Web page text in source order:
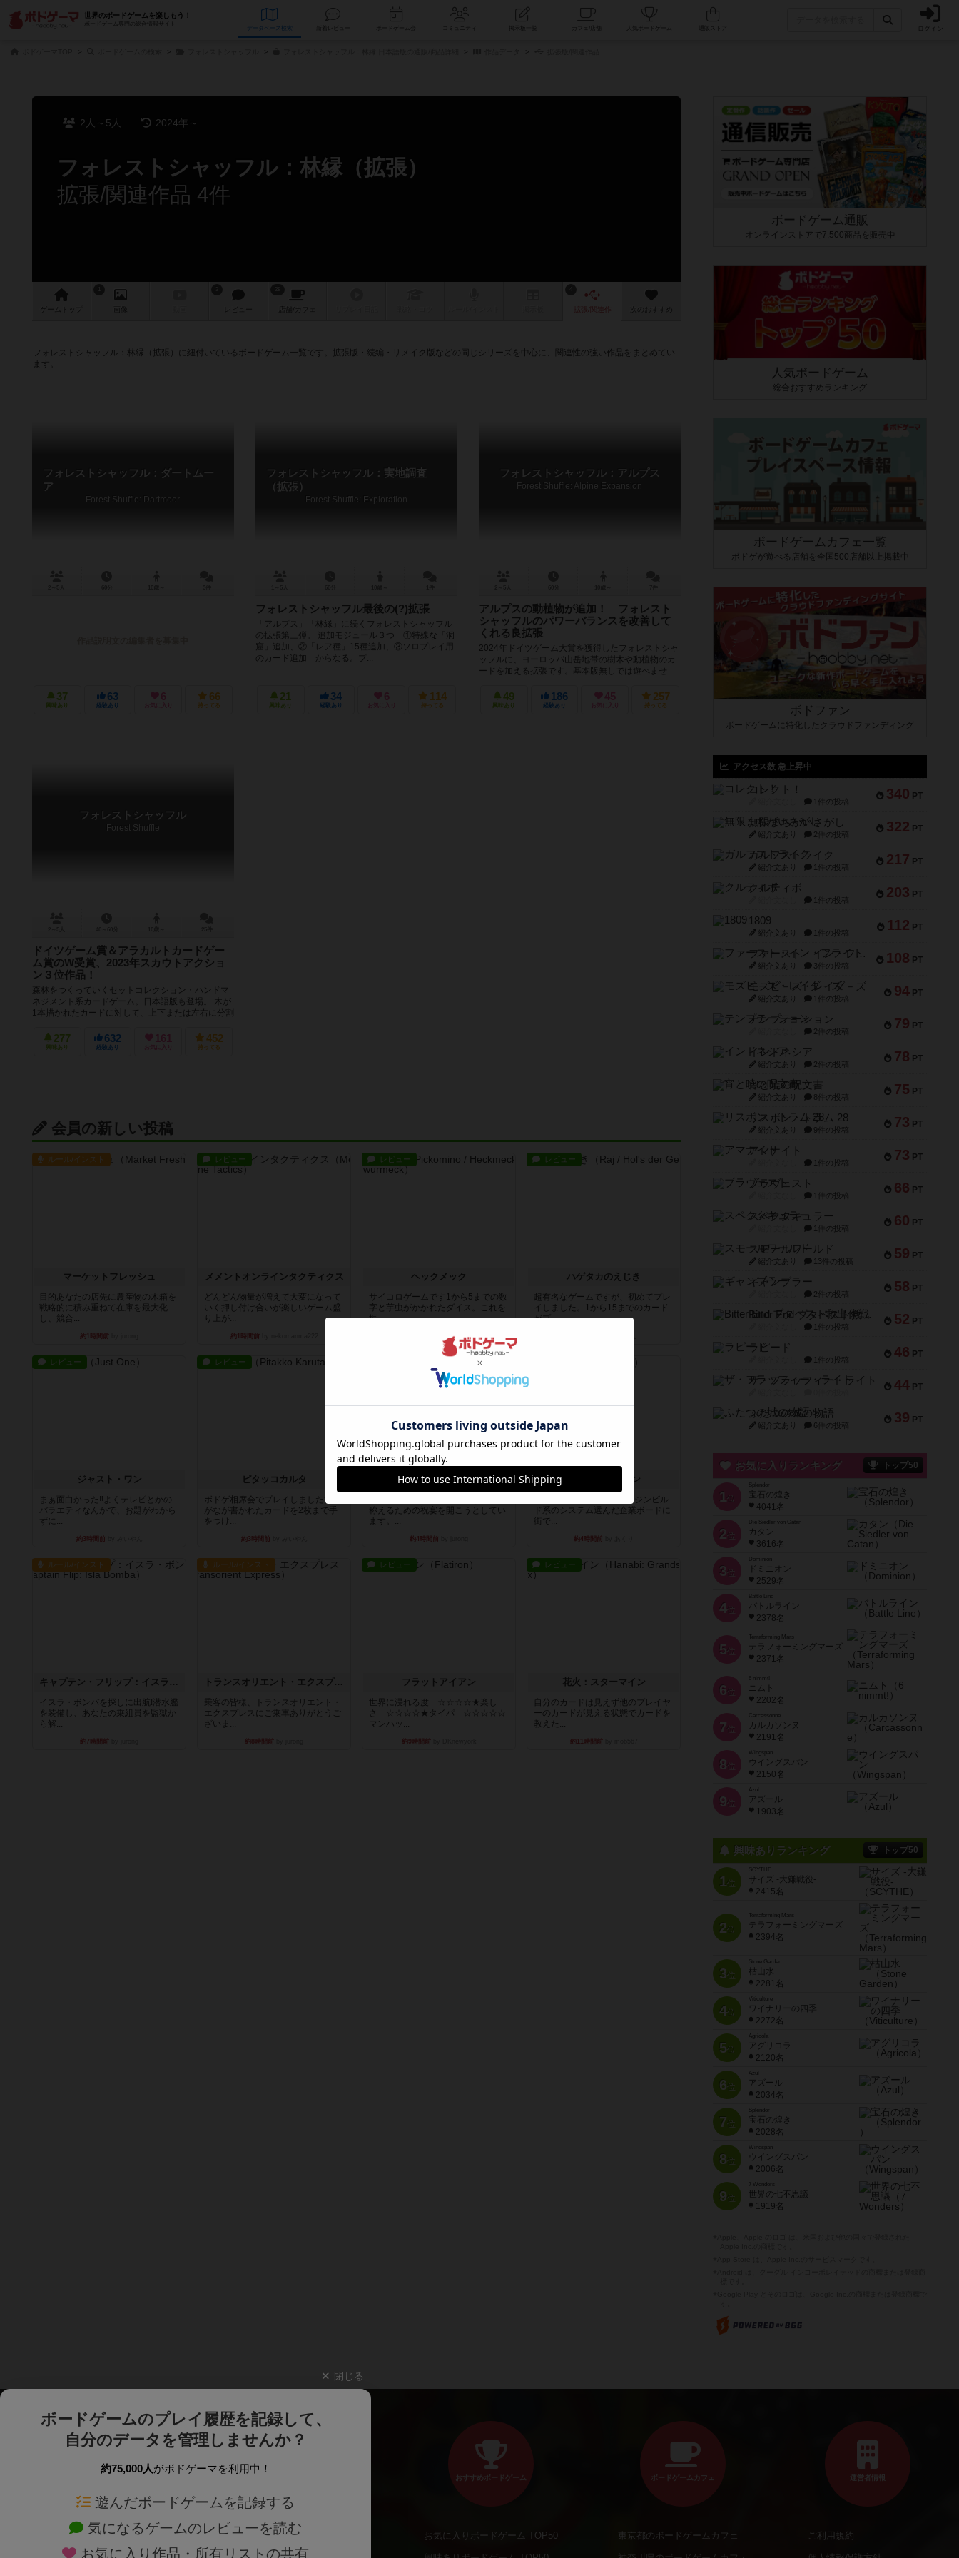
世界のボードゲームを楽しもう！
ボードゲーム専門の総合情報サイト
データベース コミュニティ 人気ボードゲーム ログイン
2人～5人 2024年～
フォレストシャッフル：林縁（拡張）
拡張/関連作品 4件
ゲーム 画像 店舗/ カフェ 作 次のおすすめ
フォレストシャッフル：林縁（拡張）に紐付いているボードゲーム一覧です。拡張版・続編・リメイク版などの同じシリーズを中心に、関連性の強い作品をまとめてい
ます。
フォレストシャッフル：ダートムー
ア
Forest Shuffle: Dartmoor
37
興味あり
63
経験あり
6
お気に入り
66
持ってる
フォレストシャッフル：実地調査
（拡張）
Forest Shuffle: Exploration
フォレストシャッフル最後の(?)拡張
「アルプス」「林縁」に続くフォレストシャッフル
の拡張第三弾。 追加モジュール３つ ①特殊な「洞
窟」追加、②「レア種」15種追加、③ソロプレイ用
のカード追加 からなる。プ...
21
興味あり
34
経験あり
6
お気に入り
114
持ってる
フォレストシャッフル：アルプス
Forest Shuffle: Alpine Expansion
アルプスの動植物が追加！ フォレスト
シャッフルのパワーバランスを改善して
くれる良拡張
2024年ドイツゲーム大賞を獲得したフォレストシャ
ッフルに、ヨーロッパ山岳地帯の樹木や動植物のカ
ードを加える拡張です。基本版無しでは遊べませ
49
興味あり
186
経験あり
45
お気に入り
257
持ってる
フォレストシャッフル
Forest Shuffle
ドイツゲーム賞＆アラカルトカードゲー
ム賞のW受賞、2023年スカウトアクショ
ン３位作品！
森林をつくっていくセットコレクション・ハンドマ
ネジメント系カードゲーム。日本語版も登場。 木が
1本描かれたカードに対して、上下または左右に分割
277
興味あり
632
経験あり
161
お気に入り
452
持ってる
会員の新しい投稿
ルール/インスト
マーケットフレッシュ
目的あなたの店先に農産物の木箱を
戦略的に積み重ねて在庫を最大化
し、競合...
約1時間前
レビュー
メメントオンラインタクティクス
どんどん物量が増えて大変になって
いく押し付け合いが楽しいゲーム盛
り上が...
約1時間前
レビュー
ヘックメック
サイコロゲームです1から5までの数
字と芋虫がかかれたダイス。これを
振っ...
by みいやん
レビュー
ハゲタカのえじき
超有名なゲームですが、初めてプレ
イしました。1から15までのカード
がプ...
レビュー
ジャスト・ワン
まぁ面白かった‼️よくテレビとかの
バラエティなんかで、お題がわから
ずに...
約3時間前
レビュー
ピタッコカルタ
ボドゲ相席会でプレイしましたひら
がなが書かれたカードを2枚まで手
をつけ...
約3時間前
ノームズ・アット・ナイト
称えるための祝宴を開こうとしてい
ます。...
約4時間前
フラットアイアン
1~2人に限定された、エンジンビル
ド系のシステム選んだ企業ボードに
街で...
約4時間前
ルール/インスト
キャプテン・フリップ：イスラ・ボンバ
イスラ・ボンバを探しに出航!潜水艦
を装備し、あなたの乗組員を監獄か
ら解...
約7時間前
ルール/インスト
トランスオリエント・エクスプレス
乗客の皆様、トランスオリエント・
エクスプレスにご乗車ありがとうご
ざいま...
約8時間前
レビュー
フラットアイアン
世界に浸れる度 ☆☆☆☆★楽し
さ ☆☆☆☆★タイパ ☆☆☆☆☆
マンハッ...
約9時間前
レビュー
花火：スターマイン
自分のカードは見えず他のプレイヤ
ーのカードが見える状態でカードを
教えた...
約11時間前
ボードゲーム通販
オンラインストアで7,500商品を販売中
人気ボードゲーム
総合おすすめランキング
ボードゲームカフェ一覧
ボドゲが遊べる店舗を全国500店舗以上掲載中
ボドファン
ボードゲームに特化したクラウドファンディング
アクセス数 急上昇中
340 PT
コレクト！
1件の投稿
322 PT
無限まちがいさがし
紹介文あり 2件の投稿
217 PT
ガルフストライク
紹介文あり 1件の投稿
203 PT
クルティボ
1件の投稿
112 PT
1809
紹介文あり 1件の投稿
108 PT
ファースト・イン・フライト
紹介文あり 3件の投稿
94 PT
モズビ－ズ・レイダ－ズ
紹介文あり 1件の投稿
79 PT
テンプテーション
2件の投稿
78 PT
インドネシア
紹介文あり 2件の投稿
75 PT
宵と暁の呪文書
紹介文あり 8件の投稿
73 PT
リスボン・トラム 28
紹介文あり 9件の投稿
73 PT
アマナイト
1件の投稿
66 PT
ブラヴェスト
1件の投稿
60 PT
スペクタキュラー
1件の投稿
59 PT
スモールワールド
紹介文あり 13件の投稿
58 PT
ギャンブラー
2件の投稿
52 PT
Bitter End ブタペスト救出作戦
1件の投稿
46 PT
ラピード
1件の投稿
44 PT
ザ・フラッフィー・ライト
39 PT
ふたつの城の物語
紹介文あり 6件の投稿
お気に入りランキング トップ50
1 位
宝石の煌き
4041名
2 位
Die Siedler von Catan
カタン
3616名
3 位
ドミニオン
2529名
4位
Battle Line
バトルライン
2378名
5 位
Terraforming Mars
テラフォーミングマーズ
2371名
6 位
ニムト
2202名
7 位
Carcassonne
カルカソンヌ
2191名
8 位
Wingspan
ウイングスパン
2150名
9 位
Azul
アズール
1903名
興味ありランキング トップ50
1位
SCYTHE
サイズ -大鎌戦役-
2415名
2位
Terraforming Mars
テラフォーミングマーズ
2394名
3位
Stone Garden
枯山水
2281名
4位
Viticulture
ワイナリーの四季
2272名
5位
Agricola
アグリコラ
2120名
6位
Azul
アズール
2034名
7位
宝石の煌き
2028名
8位
Wingspan
ウイングスパン
2006名
9位
7 Wonders
世界の七不思議
1919名
閉じる
ボードゲームのプレイ履歴を記録して、
自分のデータを管理しませんか？
約75,000人がボドゲーマを利用中！
遊んだボードゲームを記録する
気になるゲームのレビューを読む
お気に入り作品・所有リストの共有
ボードゲームを検索する 新作・再入荷情報
おすすめボードゲーム
お気に入りボードゲーム TOP50
ボードゲームカフェ
東京都のボードゲームカフェ
運営者情報
ご利用規約